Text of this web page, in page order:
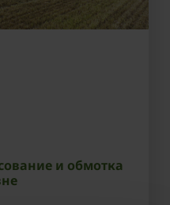
и обмотка